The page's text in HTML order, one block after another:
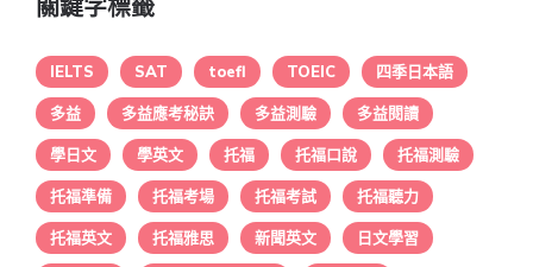
關鍵字標籤
IELTS SAT toefl TOEIC 四季日本語
多益 多益應考秘訣 多益測驗 多益閱讀
學日文 學英文 托福 托福口說 托福測驗
托福準備 托福考場 托福考試 托福聽力
托福英文 托福雅思 新聞英文 日文學習